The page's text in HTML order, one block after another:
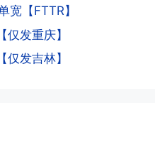
免费，联通是按
费的:返费前停
单停、未再专属渠
人在使用这张卡。
本人使用这张卡的
刷人脸，拍身份证
用。具体可以网上
【FTTR】
发重庆】
发吉林】